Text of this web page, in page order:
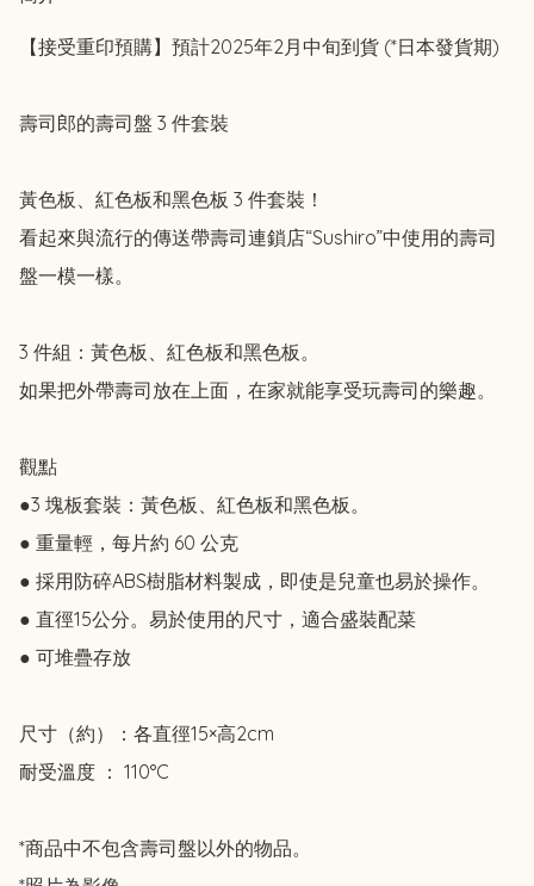
【接受重印預購】預計2025年2月中旬到貨 (*日本發貨期)
壽司郎的壽司盤 3 件套裝
黃色板、紅色板和黑色板 3 件套裝！
看起來與流行的傳送帶壽司連鎖店“Sushiro”中使用的壽司
盤一模一樣。
3 件組：黃色板、紅色板和黑色板。
如果把外帶壽司放在上面，在家就能享受玩壽司的樂趣。
觀點
●3 塊板套裝：黃色板、紅色板和黑色板。
● 重量輕，每片約 60 公克
● 採用防碎ABS樹脂材料製成，即使是兒童也易於操作。
● 直徑15公分。易於使用的尺寸，適合盛裝配菜
● 可堆疊存放
尺寸（約）：各直徑15×高2cm
耐受溫度 ： 110°C
*商品中不包含壽司盤以外的物品。